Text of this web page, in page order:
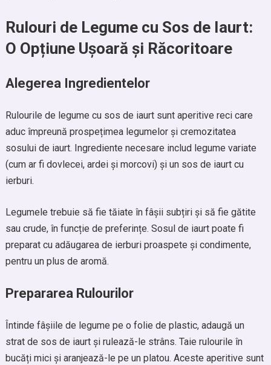
Rulouri de Legume cu Sos de Iaurt:
O Opțiune Ușoară și Răcoritoare
Alegerea Ingredientelor
Rulourile de legume cu sos de iaurt sunt aperitive reci care
aduc împreună prospețimea legumelor și cremozitatea
sosului de iaurt. Ingrediente necesare includ legume variate
(cum ar fi dovlecei, ardei și morcovi) și un sos de iaurt cu
ierburi.
Legumele trebuie să fie tăiate în fâșii subțiri și să fie gătite
sau crude, în funcție de preferințe. Sosul de iaurt poate fi
preparat cu adăugarea de ierburi proaspete și condimente,
pentru un plus de aromă.
Prepararea Rulourilor
Întinde fâșiile de legume pe o folie de plastic, adaugă un
strat de sos de iaurt și rulează-le strâns. Taie rulourile în
bucăți mici și aranjează-le pe un platou. Aceste aperitive sunt